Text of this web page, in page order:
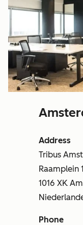
Address
Tribus
Raamplein
1016 XK
Phone